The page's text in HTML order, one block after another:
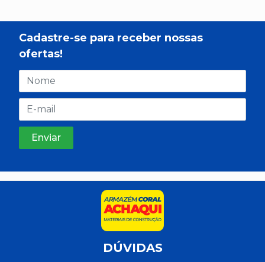
Cadastre-se para receber nossas
ofertas!
DÚVIDAS